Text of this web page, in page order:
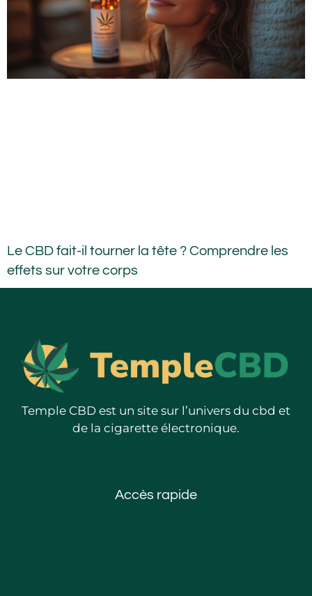
Le CBD fait-il tourner la tête ? Comprendre les
effets sur votre corps
Temple CBD est un site sur l’univers du cbd et
de la cigarette électronique.
Accès rapide